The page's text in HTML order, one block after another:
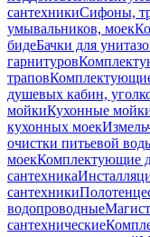
сантехникиСифоны,
умывальников, моек
бидеБачки для
гарнитуров
трапов
душевых кабин,
мойкиКухонные
кухонных моек
очистки питьевой
моекКомплектующие
сантехника
сантехники
водопроводные
сантехнические